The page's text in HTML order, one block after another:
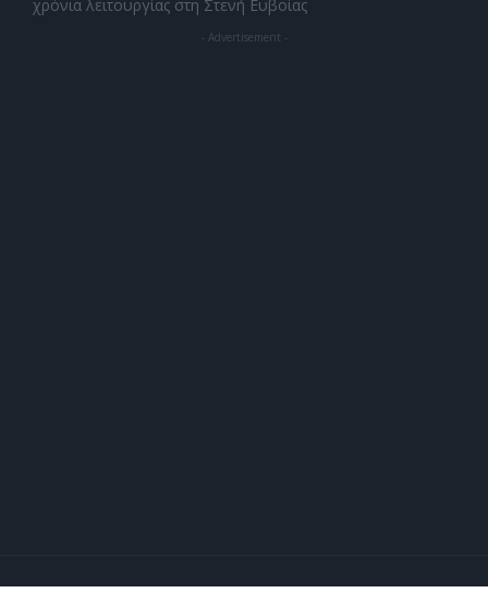
χρόνια λειτουργίας στη Στενή Ευβοίας
- Advertisement -